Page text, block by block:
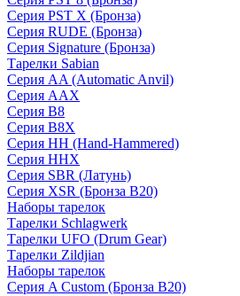
Серия PST X (Бронза)
Серия RUDE (Бронза)
Серия Signature (Бронза)
Тарелки Sabian
Серия AA (Automatic Anvil)
Серия AAX
Серия B8
Серия B8X
Серия HH (Hand-Hammered)
Серия HHX
Серия SBR (Латунь)
Серия XSR (Бронза B20)
Наборы тарелок
Тарелки Schlagwerk
Тарелки UFO (Drum Gear)
Тарелки Zildjian
Наборы тарелок
Серия A Custom (Бронза B20)